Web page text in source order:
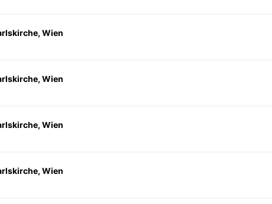
Wien
Wien
Wien
Wien